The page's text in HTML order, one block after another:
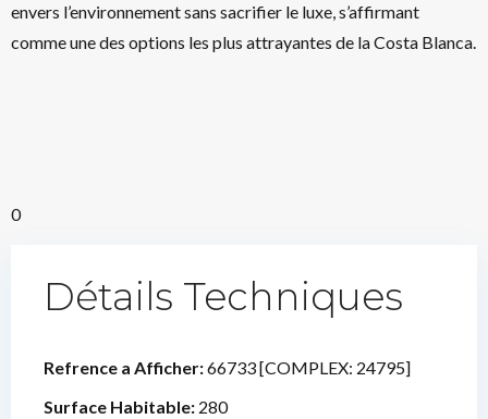
envers l’environnement sans sacrifier le luxe, s’affirmant
comme une des options les plus attrayantes de la Costa Blanca.
0
Détails Techniques
Refrence a Afficher:66733 [COMPLEX: 24795]
Surface Habitable: 280